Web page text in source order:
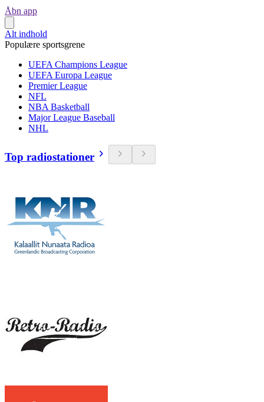
Åbn app
Alt indhold
Populære sportsgrene
UEFA Champions League
UEFA Europa League
Premier League
NFL
NBA Basketball
Major League Baseball
NHL
Top radiostationer